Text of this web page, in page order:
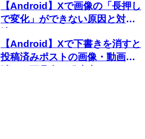
【Android】Xで画像の「長押し
で変化」ができない原因と対処
【Android】Xで下書きを消すと
投稿済みポストの画像・動画が